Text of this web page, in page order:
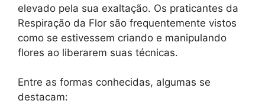
elevado pela sua exaltação. Os praticantes da
Respiração da Flor são frequentemente vistos
como se estivessem criando e manipulando
flores ao liberarem suas técnicas.
Entre as formas conhecidas, algumas se
destacam: